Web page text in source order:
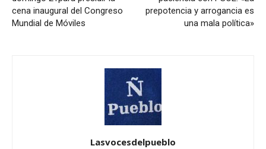
cena inaugural del Congreso
Mundial de Móviles
prepotencia y arrogancia es
una mala política»
Lasvocesdelpueblo